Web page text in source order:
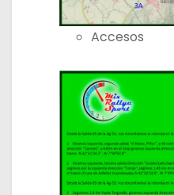
Accesos